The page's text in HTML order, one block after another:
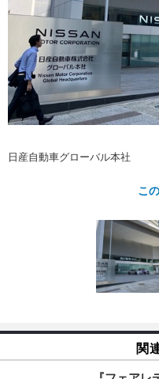
自動車豆知識
鈑金・塗装
ディテイリング
ヘッドライト磨き
フィルム・ラッピング
鈑金・塗装
小キズ直し
特集記事
ストップ 不具合修理＆粗悪修
ショップ紹介
ショップレポート
レストア
カーメーカー「旧車」関連プロ
イベント
日産自動車グローバル本社
こ
関